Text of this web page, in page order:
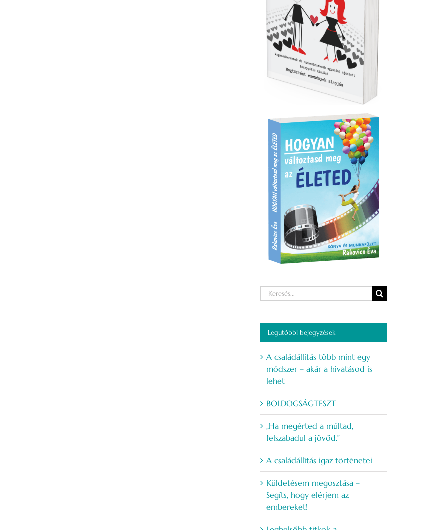
Keresés...
Legutóbbi bejegyzések
A családállítás több mint egy
módszer – akár a hivatásod is
lehet
BOLDOGSÁGTESZT
„Ha megérted a múltad,
felszabadul a jövőd.”
A családállítás igaz történetei
Küldetésem megosztása –
Segíts, hogy elérjem az
embereket!